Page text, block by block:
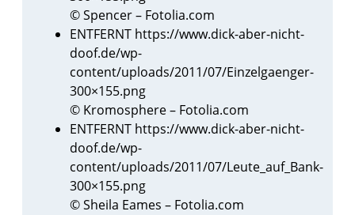
© Spencer – Fotolia.com
ENTFERNT https://www.dick-aber-nicht-
doof.de/wp-
content/uploads/2011/07/Einzelgaenger-
300×155.png
© Kromosphere – Fotolia.com
ENTFERNT https://www.dick-aber-nicht-
doof.de/wp-
content/uploads/2011/07/Leute_auf_Bank-
300×155.png
© Sheila Eames – Fotolia.com